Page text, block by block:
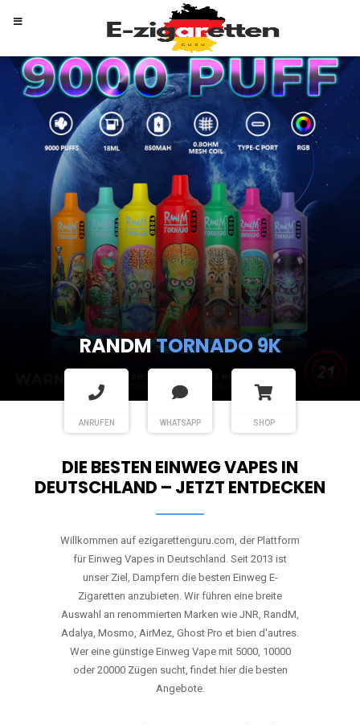
RANDMTORNADO 9K
ANRUFEN WHATSAPP SHOP
DIE BESTEN EINWEG VAPES IN
DEUTSCHLAND – JETZT ENTDECKEN
Willkommen auf ezigarettenguru.com, der Plattform
für Einweg Vapes in Deutschland. Seit 2013 ist
unser Ziel, Dampfern die besten Einweg E-
Zigaretten anzubieten. Wir führen eine breite
Auswahl an renommierten Marken wie JNR, RandM,
Adalya, Mosmo, AirMez, Ghost Pro et bien d'autres.
Wer eine günstige Einweg Vape mit 5000, 10000
oder 20000 Zügen sucht, findet hier die besten
Angebote.